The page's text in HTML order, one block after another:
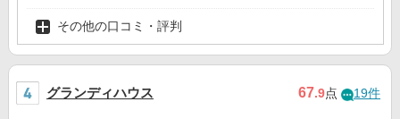
その他の口コミ・評判
グランディハウス 67.9点 19件